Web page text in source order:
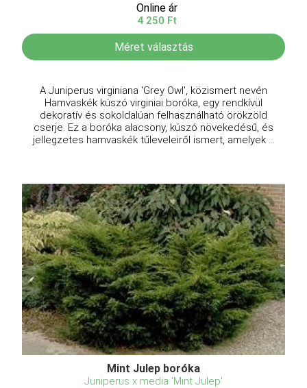
Online ár
4 250 Ft
Méret választás
A Juniperus virginiana 'Grey Owl', közismert nevén
Hamvaskék kúszó virginiai boróka, egy rendkívül
dekoratív és sokoldalúan felhasználható örökzöld
cserje. Ez a boróka alacsony, kúszó növekedésű, és
jellegzetes hamvaskék tűleveleiről ismert, amelyek ...
Mint Julep boróka
Juniperus x media 'Mint Julep'